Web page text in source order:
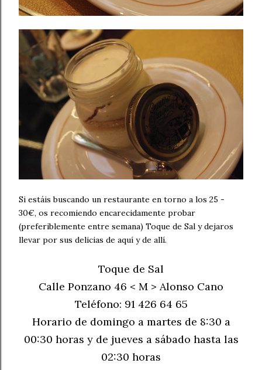
Si estáis buscando un restaurante en torno a los 25 -
30€, os recomiendo encarecidamente probar
(preferiblemente entre semana) Toque de Sal y dejaros
llevar por sus delicias de aquí y de allí.
Toque de Sal
Calle Ponzano 46 < M > Alonso Cano
Teléfono: 91 426 64 65
Horario de domingo a martes de 8:30 a
00:30 horas y de jueves a sábado hasta las
02:30 horas